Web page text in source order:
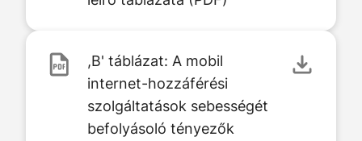
,B' táblázat: A mobil
internet-hozzáférési
szolgáltatások sebességét
befolyásoló tényezők